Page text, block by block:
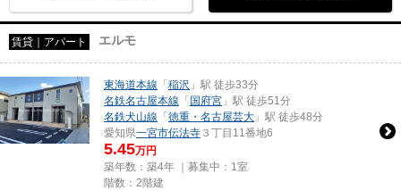
賃貸｜アパート エルモ
東海道本線 「 稲沢 」駅 徒歩33分
名鉄名古屋本線 「 国府宮 」駅 徒歩51分
名鉄犬山線 「 徳重・名古屋芸大 」駅 徒歩48分
愛知県一宮市伝法寺 ３丁目11番地6
5.45万円
築年数：築4年 ｜募集中： 1室
階数：2階建